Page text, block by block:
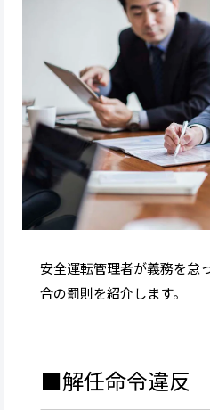
安全運転管理者が義務を怠
合の罰則を紹介します。
■解任命令違反